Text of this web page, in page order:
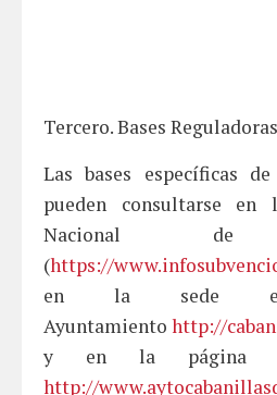
Tercero. Bases
Las bases específicas
pueden consultarse en
Nacional de
(https://
en la sede
Ayuntamiento http://
y en la página
http://